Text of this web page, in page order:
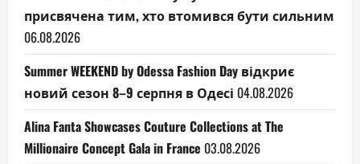
присвячена тим, хто втомився бути сильним
06.08.2026
Summer WEEKEND by Odessa Fashion Day відкриє
новий сезон 8–9 серпня в Одесі 04.08.2026
Alina Fanta Showcases Couture Collections at The
Millionaire Concept Gala in France 03.08.2026